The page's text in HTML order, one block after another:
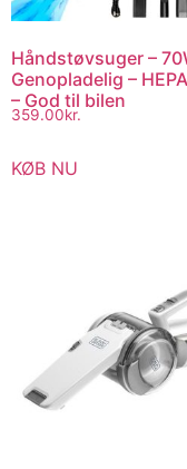
Håndstøvsuger –
Genopladelig –
– God til bilen
359.00kr.
KØB NU